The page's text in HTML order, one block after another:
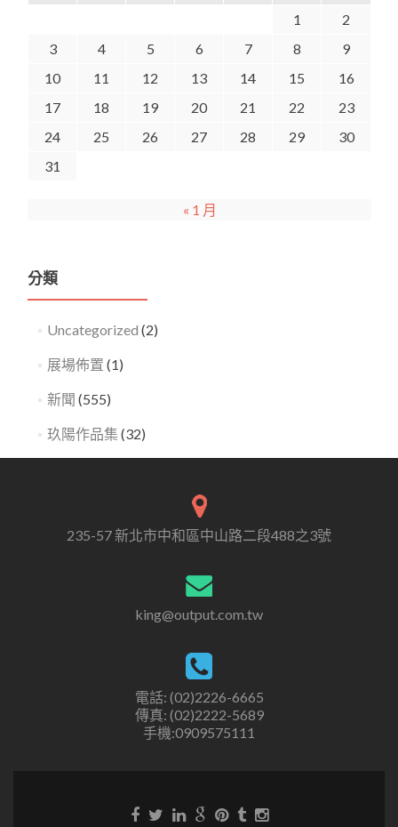
1
2
3
4 5 6 7 8
9
10
11 12 13 14 15
16
17
18 19 20 21 22
23
24
25 26 27 28 29
30
31
« 1 月
分類
Uncategorized (2)
展場佈置 (1)
新聞 (555)
玖陽作品集 (32)
235-57 新北市中和區中山路二段488之3號
king@output.com.tw
電話: (02)2226-6665
傳真: (02)2222-5689
手機:0909575111